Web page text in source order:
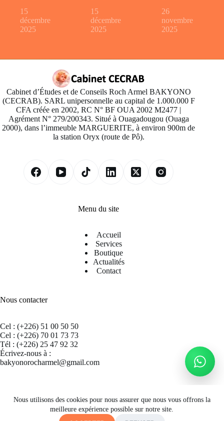
Nous utilisons des cookies pour nous assurer que nous vous offrons la
meilleure expérience possible sur notre site.
15
décembre
2025
15
décembre
2025
26
novembre
2025
Cabinet d’Études et de Conseils Roch Armel BAKYONO
(CECRAB). SARL unipersonnelle au capital de 1.000.000 F
CFA créée en 2002, RC N° BF OUA 2002 M2477 |
Agrément N° 279/200343. Situé à Ouagadougou (Ouaga
2000), dans l’immeuble MARGUERITE, à environ 900m de
la station Oryx (route de Pô).
Menu du site
Accueil
Services
Boutique
Actualités
Contact
Nous contacter
Cel : (+226) 51 00 50 50
Cel : (+226) 70 01 73 73
Tél : (+226) 25 47 92 32
Écrivez-nous à :
bakyonorocharmel@gmail.com